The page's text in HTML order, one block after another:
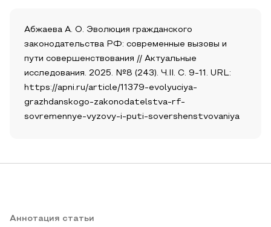
Абжаева А. О. Эволюция гражданского
законодательства РФ: современные вызовы и
пути совершенствования // Актуальные
исследования. 2025. №8 (243). Ч.II. С. 9-11. URL:
https://apni.ru/article/11379-evolyuciya-
grazhdanskogo-zakonodatelstva-rf-
sovremennye-vyzovy-i-puti-sovershenstvovaniya
Аннотация статьи